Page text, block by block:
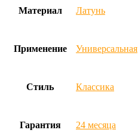
Материал Латунь
Применение Универсальная
Стиль Классика
Гарантия 24 месяца